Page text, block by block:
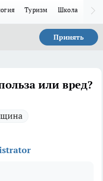
Туризм Школа
Принять
или вред?